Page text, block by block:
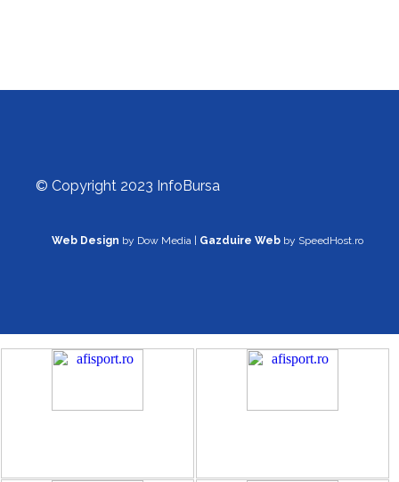
© Copyright 2023 InfoBursa
Web Design by Dow Media | Gazduire Web by SpeedHost.ro